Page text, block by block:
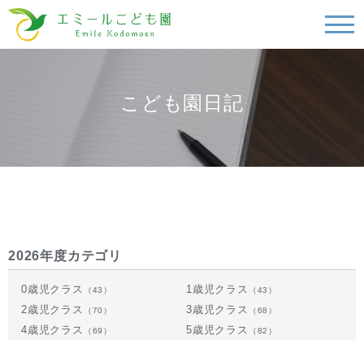
こども園日記
2026年度カテゴリ
0歳児クラス （43） 1歳児クラス （43）
2歳児クラス （70） 3歳児クラス （68）
4歳児クラス （69） 5歳児クラス （82）